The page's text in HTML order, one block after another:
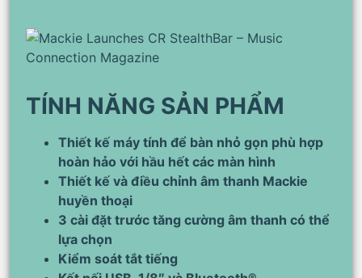
TÍNH NĂNG SẢN PHẨM
Thiết kế máy tính để bàn nhỏ gọn phù hợp
hoàn hảo với hầu hết các màn hình
Thiết kế và điều chỉnh âm thanh Mackie
huyền thoại
3 cài đặt trước tăng cường âm thanh có thể
lựa chọn
Kiểm soát tắt tiếng